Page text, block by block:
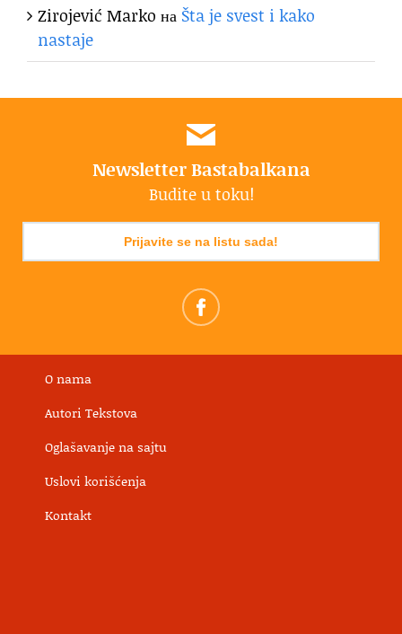
Zirojević Marko на Šta je svest i kako
nastaje
Newsletter Bastabalkana
Budite u toku!
Prijavite se na listu sada!
O nama
Autori Tekstova
Oglašavanje na sajtu
Uslovi korišćenja
Kontakt